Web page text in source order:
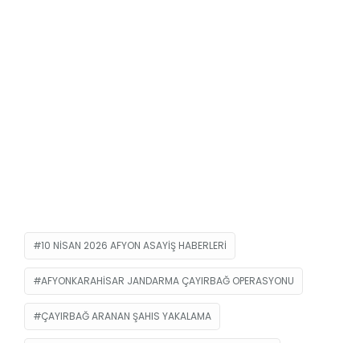
10 NISAN 2026 AFYON ASAYIŞ HABERLERI
AFYONKARAHISAR JANDARMA ÇAYIRBAĞ OPERASYONU
ÇAYIRBAĞ ARANAN ŞAHIS YAKALAMA